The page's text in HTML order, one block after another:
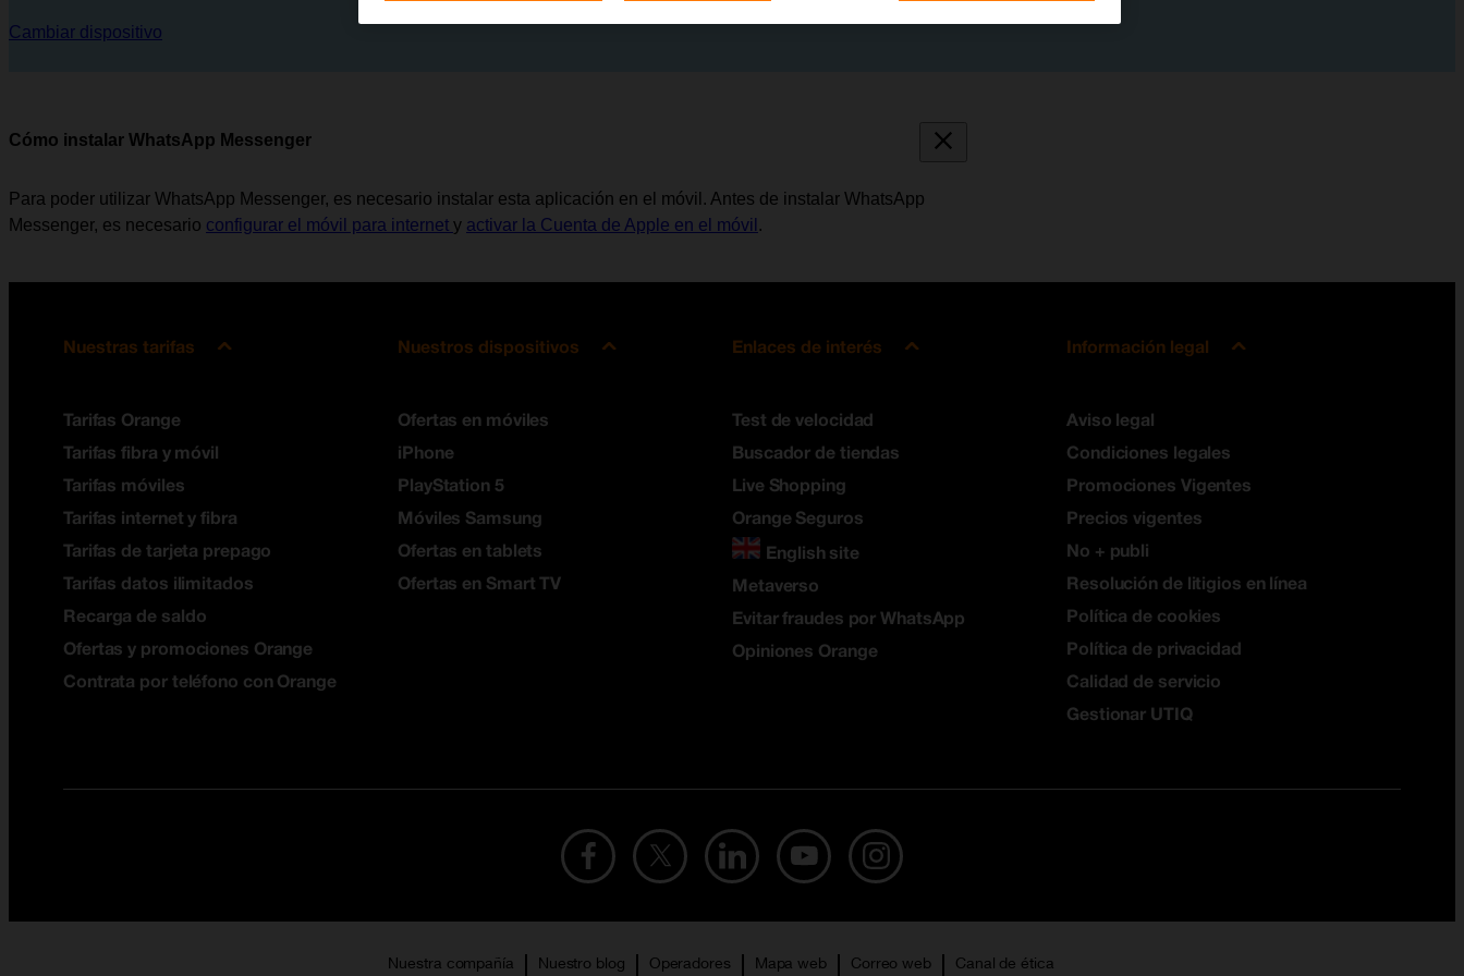
Cambiar dispositivo
Cómo instalar WhatsApp Messenger
Para poder utilizar WhatsApp Messenger, es necesario instalar esta aplicación en el móvil. Antes de instalar WhatsApp
Messenger, es necesario configurar el móvil para internet y activar la Cuenta de Apple en el móvil .
Nuestras tarifas
Tarifas Orange
Tarifas fibra y móvil
Tarifas móviles
Tarifas internet y fibra
Tarifas de tarjeta prepago
Tarifas datos ilimitados
Recarga de saldo
Ofertas y promociones Orange
Contrata por teléfono con Orange
Nuestros dispositivos
Ofertas en móviles
iPhone
PlayStation 5
Móviles Samsung
Ofertas en tablets
Ofertas en Smart TV
Enlaces de interés
Test de velocidad
Buscador de tiendas
Live Shopping
Orange Seguros
English site
Metaverso
Evitar fraudes por WhatsApp
Opiniones Orange
Información legal
Aviso legal
Condiciones legales
Promociones Vigentes
Precios vigentes
No + publi
Resolución de litigios en línea
Política de cookies
Política de privacidad
Calidad de servicio
Gestionar UTIQ
Nuestra compañía Nuestro blog Operadores Mapa web Correo web Canal de ética